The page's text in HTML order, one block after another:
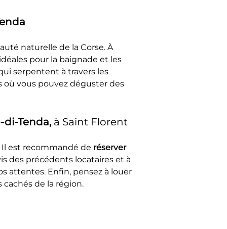
naturelle de la Corse. À
pour la baignade et les
serpentent à travers les
vous pouvez déguster des
di-Tenda, à Saint Florent
Il est recommandé de réserver
des précédents locataires et à
attentes. Enfin, pensez à louer
de la région.